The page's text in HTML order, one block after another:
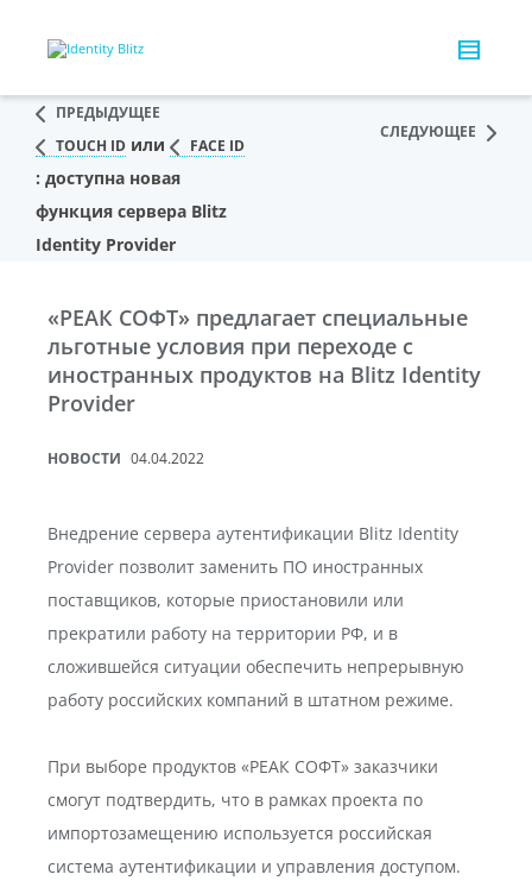
ПРЕДЫДУЩЕЕ
TOUCH ID или FACE ID
: доступна новая
функция сервера Blitz
Identity Provider
СЛЕДУЮЩЕЕ
«РЕАК СОФТ» предлагает специальные
льготные условия при переходе с
иностранных продуктов на Blitz Identity
Provider
НОВОСТИ 04.04.2022
Внедрение сервера аутентификации Blitz Identity
Provider позволит заменить ПО иностранных
поставщиков, которые приостановили или
прекратили работу на территории РФ, и в
сложившейся ситуации обеспечить непрерывную
работу российских компаний в штатном режиме.
При выборе продуктов «РЕАК СОФТ» заказчики
смогут подтвердить, что в рамках проекта по
импортозамещению используется российская
система аутентификации и управления доступом.